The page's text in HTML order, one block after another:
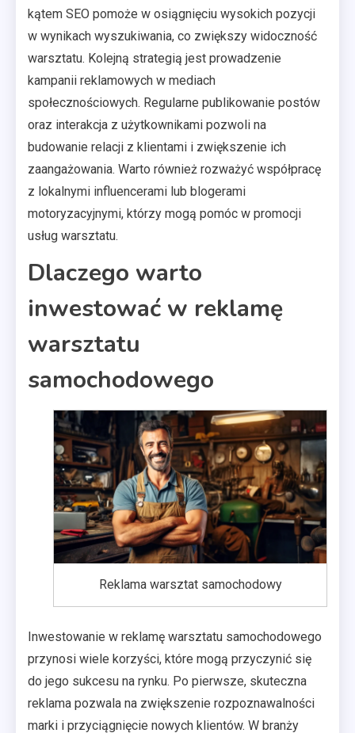
kątem SEO pomoże w osiągnięciu wysokich pozycji
w wynikach wyszukiwania, co zwiększy widoczność
warsztatu. Kolejną strategią jest prowadzenie
kampanii reklamowych w mediach
społecznościowych. Regularne publikowanie postów
oraz interakcja z użytkownikami pozwoli na
budowanie relacji z klientami i zwiększenie ich
zaangażowania. Warto również rozważyć współpracę
z lokalnymi influencerami lub blogerami
motoryzacyjnymi, którzy mogą pomóc w promocji
usług warsztatu.
Dlaczego warto
inwestować w reklamę
warsztatu
samochodowego
Reklama warsztat samochodowy
Inwestowanie w reklamę warsztatu samochodowego
przynosi wiele korzyści, które mogą przyczynić się
do jego sukcesu na rynku. Po pierwsze, skuteczna
reklama pozwala na zwiększenie rozpoznawalności
marki i przyciągnięcie nowych klientów. W branży